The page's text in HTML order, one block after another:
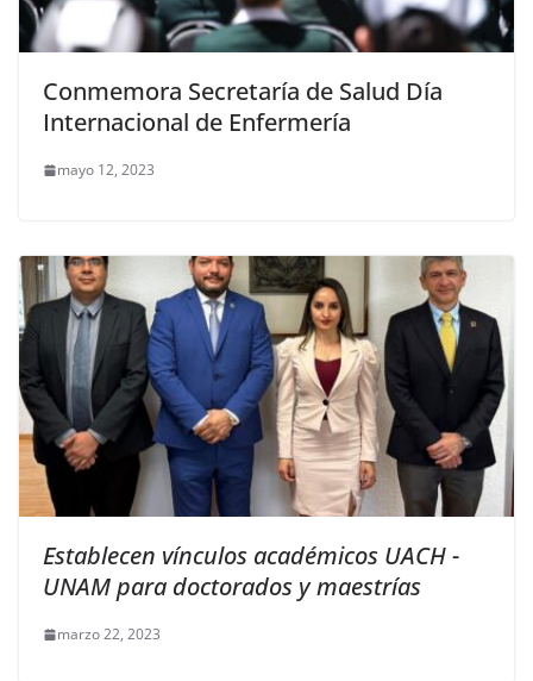
Conmemora Secretaría de Salud Día
Internacional de Enfermería
mayo 12, 2023
Establecen vínculos académicos UACH -
UNAM para doctorados y maestrías
marzo 22, 2023